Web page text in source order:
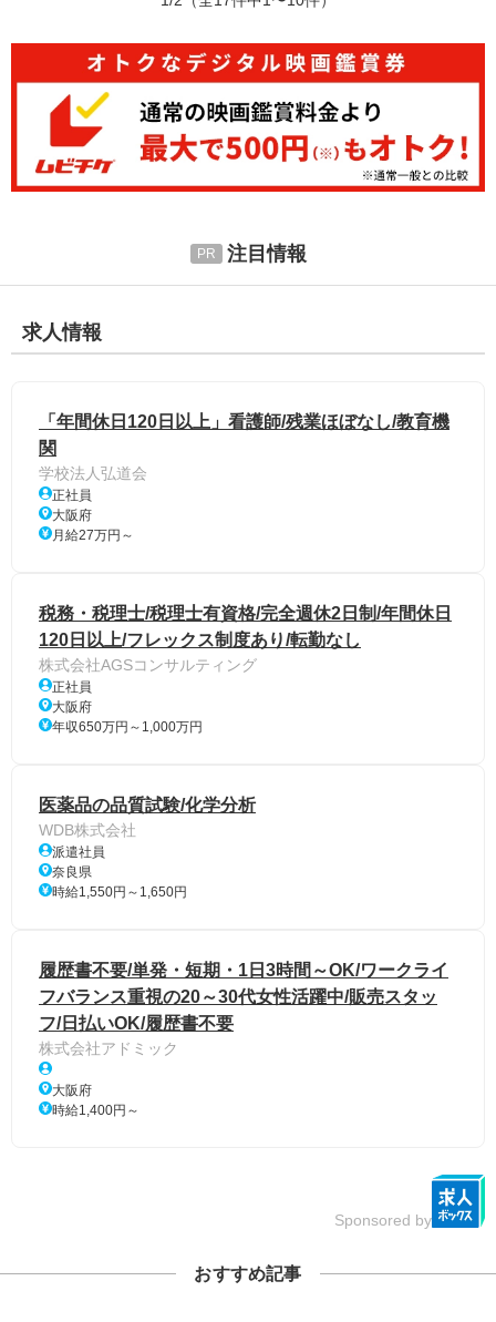
注目情報
求人情報
「年間休日120日以上」看護師/残業ほぼなし/教育機
関
学校法人弘道会
正社員
大阪府
月給27万円～
税務・税理士/税理士有資格/完全週休2日制/年間休日
120日以上/フレックス制度あり/転勤なし
株式会社AGSコンサルティング
正社員
大阪府
年収650万円～1,000万円
医薬品の品質試験/化学分析
WDB株式会社
派遣社員
奈良県
時給1,550円～1,650円
履歴書不要/単発・短期・1日3時間～OK/ワークライ
フバランス重視の20～30代女性活躍中/販売スタッ
フ/日払いOK/履歴書不要
株式会社アドミック
大阪府
時給1,400円～
Sponsored by
おすすめ記事